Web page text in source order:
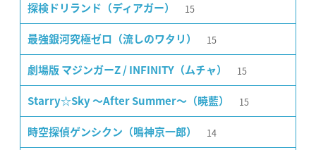
探検ドリランド（ディアガー） 15
最強銀河究極ゼロ（流しのワタリ） 15
劇場版 マジンガーZ / INFINITY（ムチャ） 15
Starry☆Sky 〜After Summer〜（暁藍） 15
時空探偵ゲンシクン（鳴神京一郎） 14